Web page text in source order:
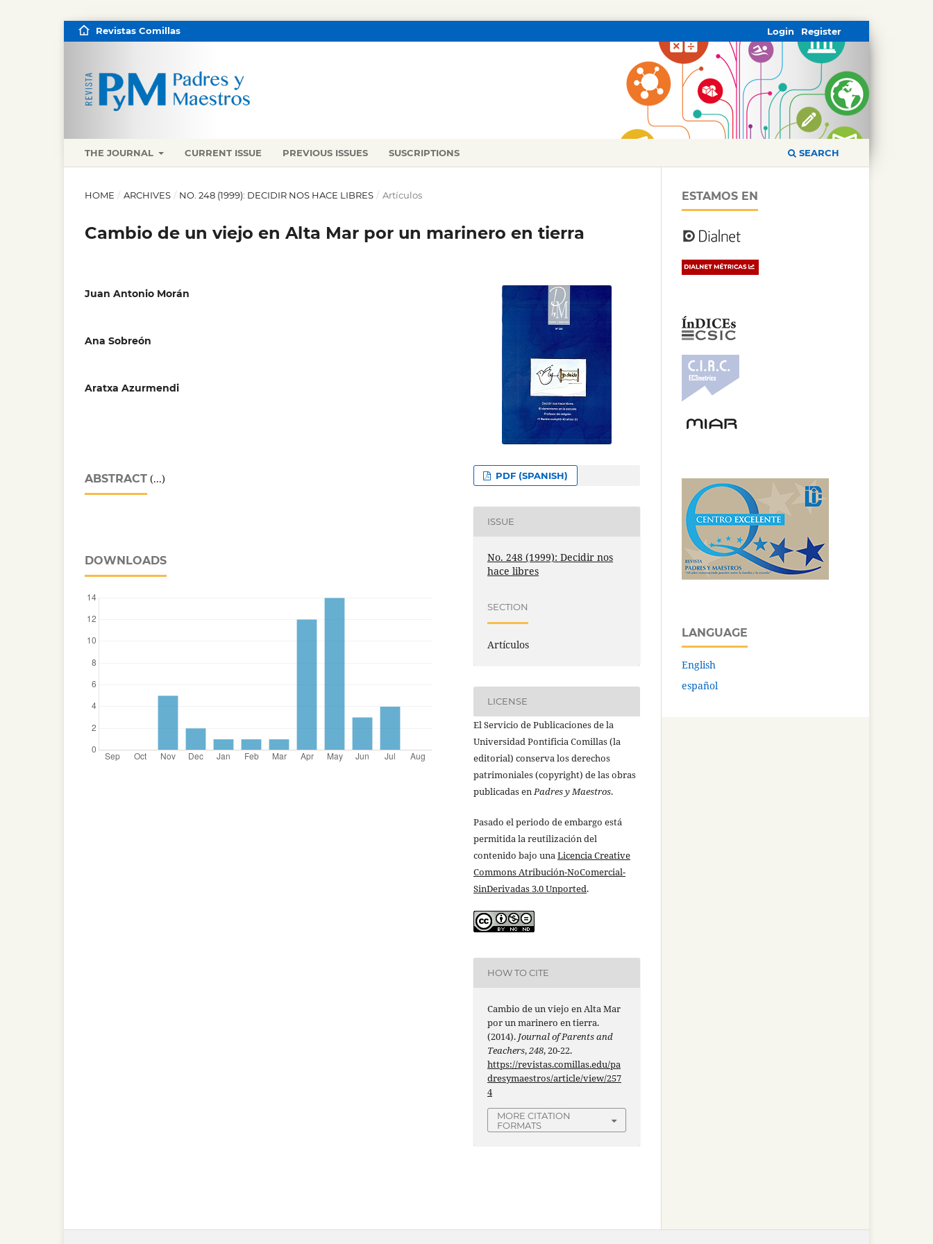
THE JOURNAL CURRENT ISSUE PREVIOUS ISSUES SUSCRIPTIONS SEARCH
Revistas Comillas Register
Login
HOME / ARCHIVES / NO. 248 (1999): DECIDIR NOS HACE LIBRES / Artículos
Cambio de un viejo en Alta Mar por un marinero en tierra
Juan Antonio Morán
Ana Sobreón
Aratxa Azurmendi
ABSTRACT (...)
DOWNLOADS
PDF (SPANISH)
ISSUE
No. 248 (1999): Decidir nos
hace libres
SECTION
Artículos
LICENSE
El Servicio de Publicaciones de la
Universidad Pontificia Comillas (la
editorial) conserva los derechos
patrimoniales (copyright) de las obras
publicadas enPadres y Maestros.
Pasado el periodo de embargo está
permitida la reutilización del
contenido bajo unaLicencia Creative
Commons Atribución-NoComercial-
SinDerivadas 3.0 Unported.
HOW TO CITE
Cambio de un viejo en Alta Mar
por un marinero en tierra.
(2014). Journal of Parents and
Teachers,248, 20-22.
https://revistas.comillas.edu/pa
dresymaestros/article/view/257
4
MORE CITATION
FORMATS
ESTAMOS EN
LANGUAGE
English
español